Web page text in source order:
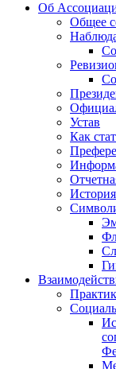
Об
Общее
Устав
Как
История